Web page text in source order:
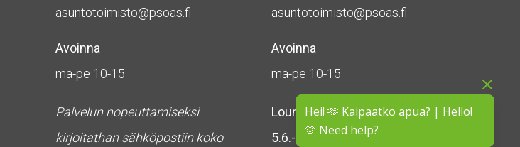
Hei! 🫶 Kaipaatko apua? | Hello!
🫶 Need help?
asuntotoimisto@psoas.fi
Avoinna
ma-pe 10-15
Palvelun nopeuttamiseksi
kirjoitathan sähköpostiin koko
asuntotoimisto@psoas.fi
Avoinna
ma-pe 10-15
Lounge onsuljettu kesän ajan
5.6.-16.8.2026